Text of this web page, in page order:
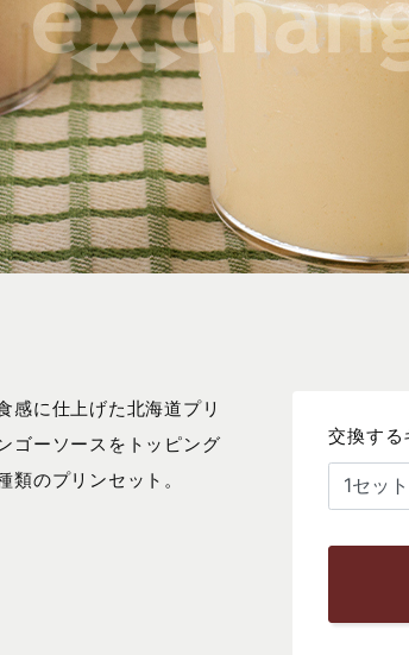
交換する
感に仕上げた北海道プリ
ゴーソースをトッピング
類のプリンセット。